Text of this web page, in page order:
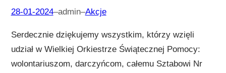
28-01-2024–admin–Akcje
Serdecznie dziękujemy wszystkim, którzy wzięli
udział w Wielkiej Orkiestrze Świątecznej Pomocy:
wolontariuszom, darczyńcom, całemu Sztabowi Nr